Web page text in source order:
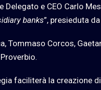
Delegato e CEO Carlo
banks”, presieduta da
Tommaso Corcos,
faciliterà la creazione